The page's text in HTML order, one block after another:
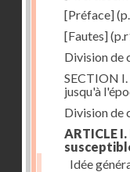
[Préface]
[Fautes]
Division de
SECTION
jusqu'à
Division de
ARTICLE
Idée